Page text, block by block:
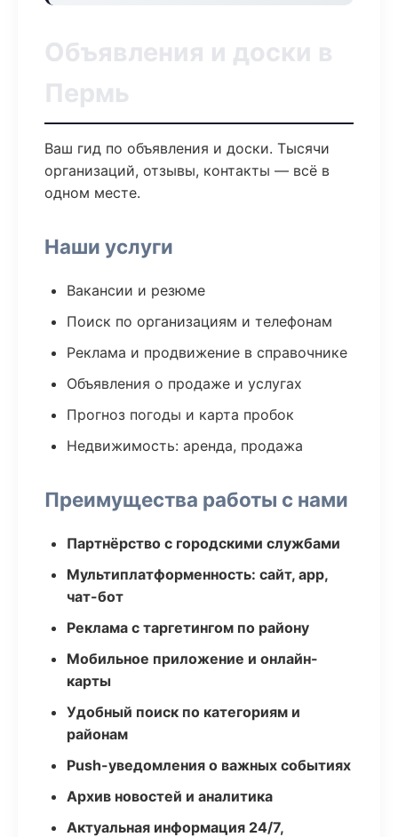
Объявления и доски в
Пермь
Ваш гид по объявления и доски. Тысячи
организаций, отзывы, контакты — всё в
одном месте.
Наши услуги
Вакансии и резюме
Поиск по организациям и телефонам
Реклама и продвижение в справочнике
Объявления о продаже и услугах
Прогноз погоды и карта пробок
Недвижимость: аренда, продажа
Преимущества работы с нами
Партнёрство с городскими службами
Мультиплатформенность: сайт, app,
чат-бот
Реклама с таргетингом по району
Мобильное приложение и онлайн-
карты
Удобный поиск по категориям и
районам
Push-уведомления о важных событиях
Архив новостей и аналитика
Актуальная информация 24/7,